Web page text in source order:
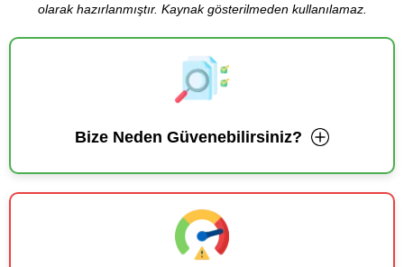
olarak hazırlanmıştır. Kaynak gösterilmeden kullanılamaz.
Bize Neden Güvenebilirsiniz?